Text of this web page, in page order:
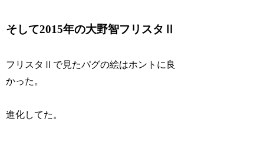
そして2015年の大野智フリスタⅡ
フリスタⅡで見たパグの絵はホントに良
かった。
進化してた。